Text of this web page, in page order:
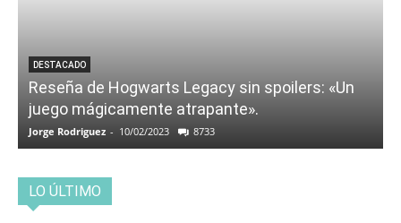
DESTACADO
Reseña de Hogwarts Legacy sin spoilers: «Un
juego mágicamente atrapante».
Jorge Rodriguez - 10/02/2023 8733
LO ÚLTIMO